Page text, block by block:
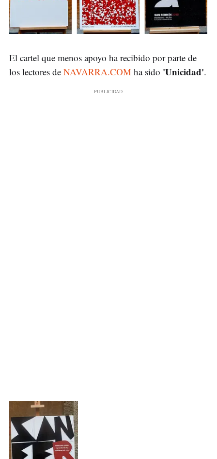
El cartel que menos apoyo ha recibido por parte de
los lectores de NAVARRA.COM ha sido 'Unicidad'.